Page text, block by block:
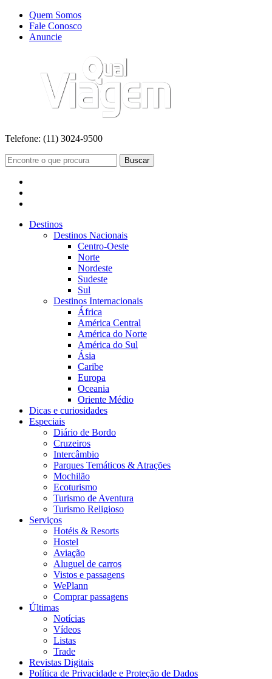
Quem Somos
Fale Conosco
Anuncie
Telefone: (11) 3024-9500
Buscar
Destinos
Destinos Nacionais
Centro-Oeste
Norte
Nordeste
Sudeste
Sul
Destinos Internacionais
África
América Central
América do Norte
América do Sul
Ásia
Caribe
Europa
Oceania
Oriente Médio
Dicas e curiosidades
Especiais
Diário de Bordo
Cruzeiros
Intercâmbio
Parques Temáticos & Atrações
Mochilão
Ecoturismo
Turismo de Aventura
Turismo Religioso
Serviços
Hotéis & Resorts
Hostel
Aviação
Aluguel de carros
Vistos e passagens
WePlann
Comprar passagens
Últimas
Notícias
Vídeos
Listas
Trade
Revistas Digitais
Política de Privacidade e Proteção de Dados